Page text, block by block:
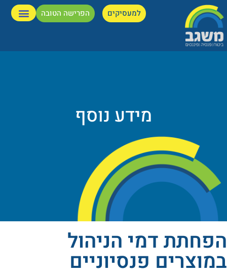
למעסיקים הפרישה הטובה
מידע נוסף
הפחתת דמי הניהול
במוצרים פנסיוניים